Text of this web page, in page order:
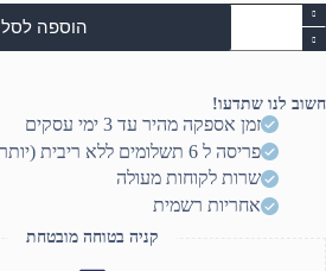
כמות
של
VGA
male
20meter
הוספה לסל
חשוב לנו שתדעו!
זמן אספקה מהיר עד 3 ימי עסקים
פריסה ל 6 תשלומים ללא ריבית (יותר? דברו איתנו)
שרות לקוחות מעולה
אחריות רשמית
קניה בטוחה מובטחת